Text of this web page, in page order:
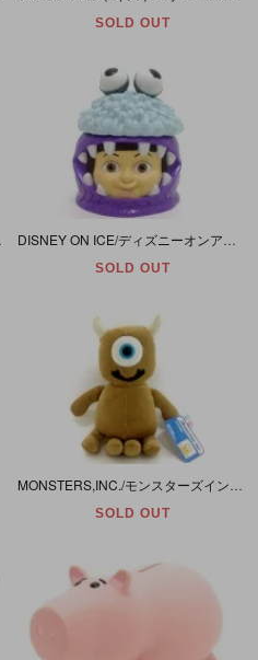
SOLD OUT
SOLD OUT
MONSTERS,INC./モンスターズインク 「LITTLE MIKEY/リトルマイキー・ Plush/プラッシュ/ぬいぐるみ」
SOLD OUT